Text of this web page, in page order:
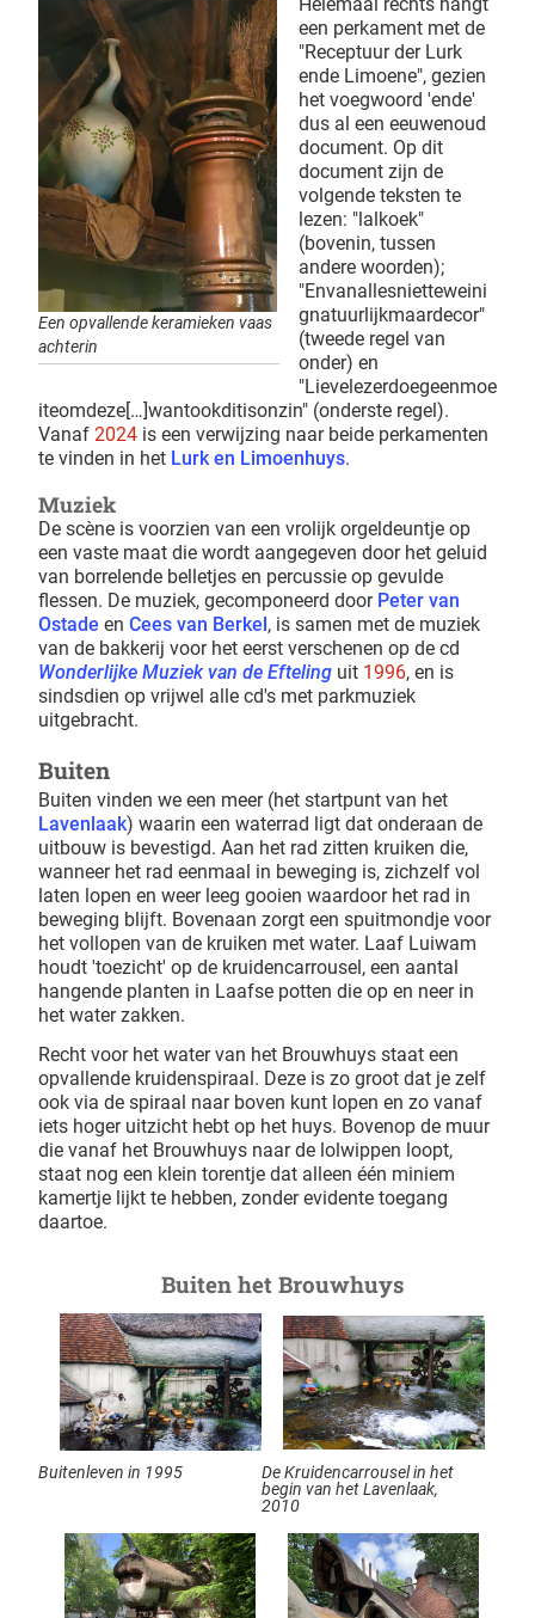
Een opvallende keramieken vaas
achterin
een perkament met de
"Receptuur der Lurk
ende Limoene", gezien
het voegwoord 'ende'
dus al een eeuwenoud
document. Op dit
document zijn de
volgende teksten te
lezen: "lalkoek"
(bovenin, tussen
andere woorden);
"Envanallesnietteweini
gnatuurlijkmaardecor"
(tweede regel van
onder) en
"Lievelezerdoegeenmoe
iteomdeze[…]wantookditisonzin" (onderste regel).
Vanaf 2024 is een verwijzing naar beide perkamenten
te vinden in het Lurk en Limoenhuys.
Muziek
De scène is voorzien van een vrolijk orgeldeuntje op
een vaste maat die wordt aangegeven door het geluid
van borrelende belletjes en percussie op gevulde
flessen. De muziek, gecomponeerd door Peter van
Ostade en Cees van Berkel, is samen met de muziek
van de bakkerij voor het eerst verschenen op de cd
Wonderlijke Muziek van de Efteling uit 1996, en is
sindsdien op vrijwel alle cd's met parkmuziek
uitgebracht.
Buiten
Buiten vinden we een meer (het startpunt van het
Lavenlaak) waarin een waterrad ligt dat onderaan de
uitbouw is bevestigd. Aan het rad zitten kruiken die,
wanneer het rad eenmaal in beweging is, zichzelf vol
laten lopen en weer leeg gooien waardoor het rad in
beweging blijft. Bovenaan zorgt een spuitmondje voor
het vollopen van de kruiken met water. Laaf Luiwam
houdt 'toezicht' op de kruidencarrousel, een aantal
hangende planten in Laafse potten die op en neer in
het water zakken.
Recht voor het water van het Brouwhuys staat een
opvallende kruidenspiraal. Deze is zo groot dat je zelf
ook via de spiraal naar boven kunt lopen en zo vanaf
iets hoger uitzicht hebt op het huys. Bovenop de muur
die vanaf het Brouwhuys naar de lolwippen loopt,
staat nog een klein torentje dat alleen één miniem
kamertje lijkt te hebben, zonder evidente toegang
daartoe.
Buiten het Brouwhuys
Buitenleven in 1995
De Kruidencarrousel in het
begin van het Lavenlaak,
2010